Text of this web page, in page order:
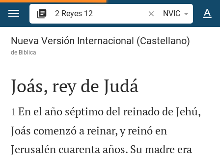
Ir a un contenido
Buscar versículo
NVIC
2 Reyes 12
Nueva Versión Internacional (Castellano)
de Biblica

Joás, rey de Judá

1 En el año séptimo del reinado de Jehú,
Joás comenzó a reinar, y reinó en
Jerusalén cuarenta años. Su madre era